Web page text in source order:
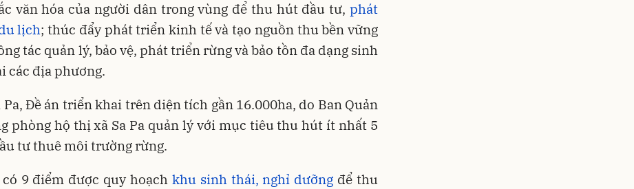
văn hóa của người dân trong vùng để thu hút đầu tư, phát
lịch; thúc đẩy phát triển kinh tế và tạo nguồn thu bền vững
tác quản lý, bảo vệ, phát triển rừng và bảo tồn đa dạng sinh
các địa phương.
Pa, Đề án triển khai trên diện tích gần 16.000ha, do Ban Quản
phòng hộ thị xã Sa Pa quản lý với mục tiêu thu hút ít nhất 5
tư thuê môi trường rừng.
có 9 điểm được quy hoạch khu sinh thái, nghỉ dưỡng để thu